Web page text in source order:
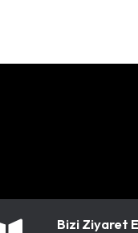
Bizi Ziyaret